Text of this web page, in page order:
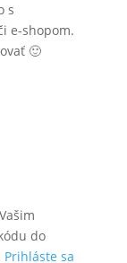
s
e-shopom.
🙂
do
Prihláste sa